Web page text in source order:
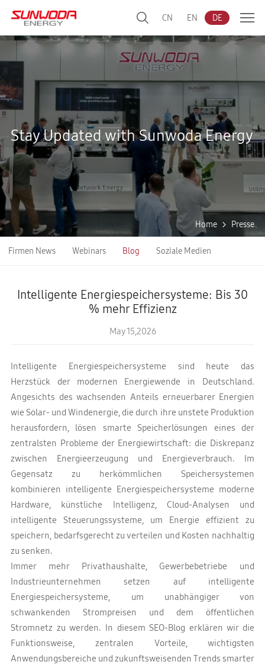
CN EN DE
Stay Updated with Sunwoda Energy
Home Presse
Firmen News Webinars Blog Soziale Medien
Intelligente Energiespeichersysteme: Bis 30
% mehr Effizienz
May 15,2026
Intelligente Energiespeichersysteme sind heute das
Herzstück der modernen Energiewende in Deutschland.
Angesichts des wachsenden Anteils erneuerbarer Energien
wie Solar- und Windenergie, die durch ihre unstete Produktion
herausfordern, lösen smarte Speicherlösungen eines der
zentralsten Probleme der Energiewirtschaft: die Diskrepanz
zwischen Energieerzeugung und Energieverbrauch. Im
Gegensatz zu herkömmlichen Speichersystemen
kombinieren intelligente Energiespeichersysteme moderne
Hardware, künstliche Intelligenz, Cloud-Analysen und
intelligente Steuerungssysteme, um Energie effizient zu
speichern, bedarfsgerecht zu verteilen und Kosten nachhaltig
zu senken.
Immer mehr Privathaushalte, Gewerbebetriebe und
Industrieunternehmen setzen auf intelligente
Energiespeichersysteme, um unabhängiger von
schwankenden Strompreisen und dem öffentlichen
Stromnetz zu werden. In diesem SEO-Blog erklären wir die
Funktionsweise, zentralen Vorteile, wichtigsten
Anwendungsbereiche und zukunftsweisenden Trends smarter